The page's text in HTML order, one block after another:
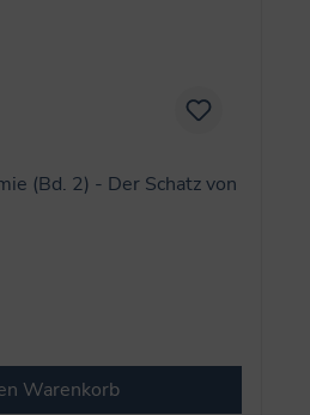
(Bd. 2) - Der Schatz von
Warenkorb